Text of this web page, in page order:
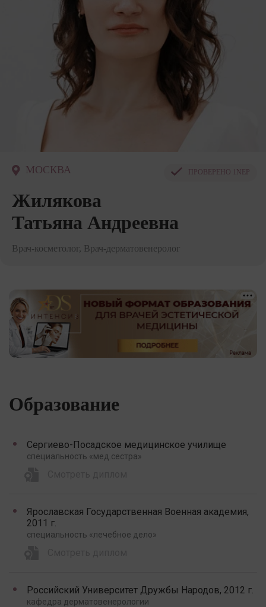
МОСКВА ПРОВЕРЕНО 1NEP
Жилякова
Татьяна Андреевна
Врач-косметолог, Врач-дерматовенеролог
Образование
Сергиево-Посадское медицинское училище
специальность «мед.сестра»
Ярославская Государственная Военная академия,
2011 г.
специальность «лечебное дело»
Российский Университет Дружбы Народов, 2012 г.
кафедра дерматовенерологии